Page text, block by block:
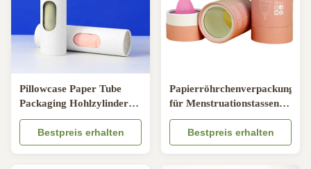
Pillowcase Paper Tube
Packaging Hohlzylinder
für
Bekleidungsverpackungen
Bestpreis erhalten
Papierröhrchenverpackung
für Menstruationstassen
mit Fenster, recycelbarer
Röhrchen für die
Körperpflege
Bestpreis erhalten